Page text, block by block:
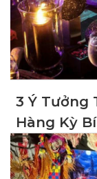
3 Ý Tưởng
Hàng Kỳ
Gian